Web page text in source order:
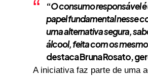
“O consumo responsável
papel fundamental nesse
uma alternativa segura,
álcool, feita com os
destaca Bruna Rosato,
A iniciativa faz parte de uma